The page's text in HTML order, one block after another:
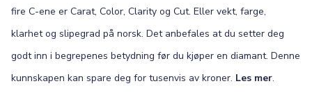
fire C-ene er Carat, Color, Clarity og Cut. Eller vekt, farge,
klarhet og slipegrad på norsk. Det anbefales at du setter deg
godt inn i begrepenes betydning før du kjøper en diamant. Denne
kunnskapen kan spare deg for tusenvis av kroner. Les mer.